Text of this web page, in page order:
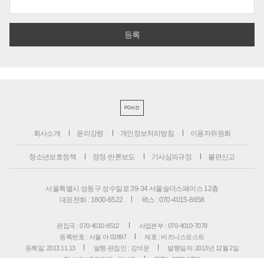
PC버전
회사소개 윤리강령 개인정보처리방침 이용자위원회
청소년보호정책 정정·반론보도 기사심의규정 불편신고
서울특별시 성동구 성수일로 39-34 서울숲더스페이스 12층
대표전화 : 1800-6522
팩스 : 070-4015-8658
편집국 : 070-4010-8512
사업본부 : 070-4010-7078
등록번호 : 서울 아 02897
제호 : 비즈니스포스트
등록일: 2013.11.13
발행·편집인 : 강석운
발행일자: 2013년 12월 2일